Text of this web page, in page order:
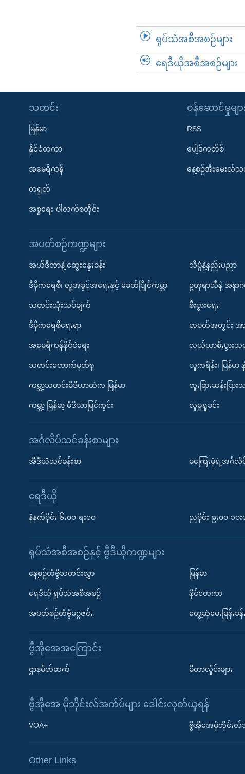
Learning English
ရုပ်သံအစီအစဉ်များ
ရေဒီယိုအစီအစဉ်များ
သတင်း
မြန်မာ
နိုင်ငံတကာ
အမေရိကန်
တရုတ်
အစ္စရေး-ပါလက်စတိုင်း
၀န်ဆောင်မှုမျာ
RSS
ပေါ့ဒ်ကတ်စ်
နေ့စဉ်အီးမေးလ်
အပတ်စဉ်ကဏ္ဍများ
အယ်ဒီတာနဲ့ ဆွေးနွေးခန်း
ဒီမိုကရေစီ၊ လူ့အခွင့်အရေးနှင့် ခေတ်ပြိုင်ကမ္ဘာ
သတင်းသုံးသပ်ချက်
ဒီမိုကရေစီရေးရာ
အမေရိကန်နိုင်ငံရေး
သတင်းထောက်မှတ်စု
ကမ္ဘာ့သတင်းမီဒီယာထဲက မြန်မာ
ကမ္ဘာ့ မြန်မာ့ မီဒီယာမြင်ကွင်း
သိပ္ပံနဲ့နည်းပညာ
ဥတုရာသီနဲ့ အနာဂ
စီးပွားရေး
တပတ်အတွင်း အာ
လယ်ယာစီးပွားသတ
ယူကရိန်း၊ မြန်မာ
ထူးခြားဆန်းပြား
လူမှုရှုခင်း
အင်္ဂလိပ်သင်ခန်းစာများ
အီဒီယံသင်ခန်းစာ မကြေးမုံရဲ့အင်္ဂလိ
ရေဒီယို
နံနက်ပိုင်း ၆း၀၀-ရး၀၀ ညပိုင်း ၉း၀၀-၁၀း
ရုပ်သံအစီအစဉ်နှင့် ဗွီဒီယိုကဏ္ဍများ
နေ့စဉ်တီဗွီသတင်းလွှာ
ရေဒီယို ရုပ်သံအစီအစဉ်
အပတ်စဉ်တီဗွီမဂ္ဂဇင်း
မြန်မာ
နိုင်ငံတကာ
တွေ့ဆုံမေးမြန်းခန်း
ဗွီအိုအေအကြောင်း
ဌာနမိတ်ဆက် မီတာလှိုင်းများ
ဗွီအိုအေ မိုဘိုင်းလ်အက်ပ်များ ဒေါင်းလုတ်ယူရန်
VOA+ ဗွီအိုအေမိုဘိုင်းလ်
Other Links